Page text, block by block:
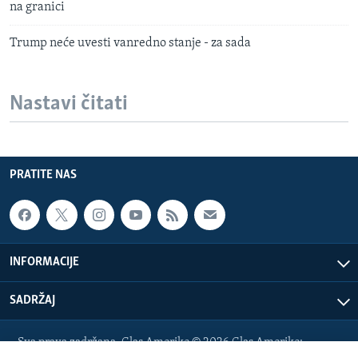
na granici
Trump neće uvesti vanredno stanje - za sada
Nastavi čitati
PRATITE NAS
INFORMACIJE
SADRŽAJ
Sva prava zadržana. Glas Amerike © 2026 Glas Amerike: